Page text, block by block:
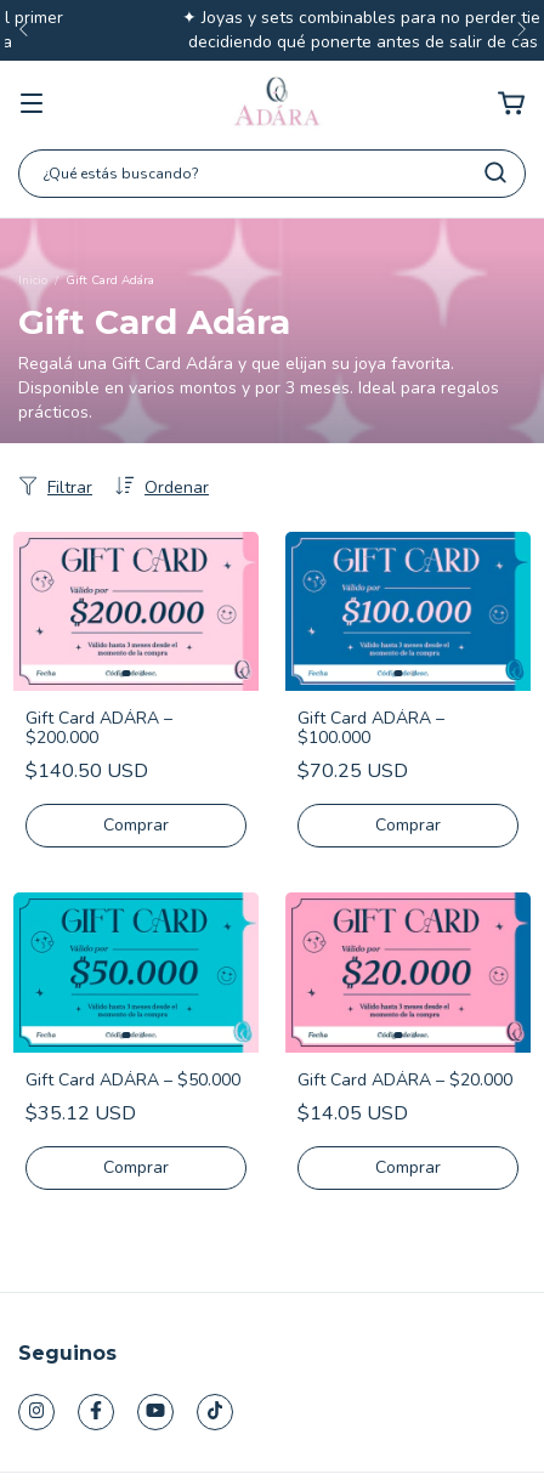
✦ Joyas y sets combinables para no perder tiempo
decidiendo qué ponerte antes de salir de casa ✦
Inicio / Gift Card Adára
Gift Card Adára
Regalá una Gift Card Adára y que elijan su joya favorita.
Disponible en varios montos y por 3 meses. Ideal para regalos
prácticos.
Ordenar
Filtrar
Gift Card ADÁRA –
$200.000
$140.50 USD
Gift Card ADÁRA –
$100.000
$70.25 USD
Gift Card ADÁRA – $50.000
$35.12 USD
Gift Card ADÁRA – $20.000
$14.05 USD
Seguinos